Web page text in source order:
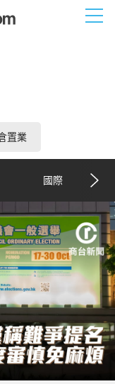
置業
國際